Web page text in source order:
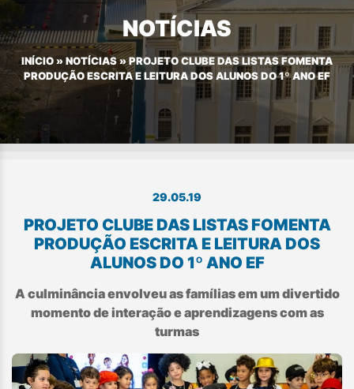
NOTÍCIAS
INÍCIO » NOTÍCIAS»PROJETO CLUBE DAS LISTAS FOMENTA
PRODUÇÃO ESCRITA E LEITURA DOS ALUNOS DO 1º ANO EF
29.05.19
PROJETO CLUBE DAS LISTAS FOMENTA
PRODUÇÃO ESCRITA E LEITURA DOS
ALUNOS DO 1º ANO EF
A culminância envolveu as famílias em um divertido
momento de interação e aprendizagens com as
turmas